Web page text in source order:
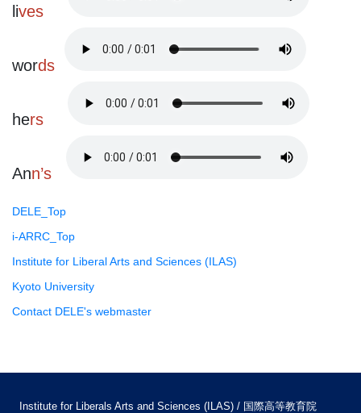
lives
words
hers
Ann’s
DELE_Top
i-ARRC_Top
Institute for Liberal Arts and Sciences (ILAS)
Kyoto University
Contact DELE's webmaster
Institute for Liberals Arts and Sciences (ILAS) / 国際高等教育院